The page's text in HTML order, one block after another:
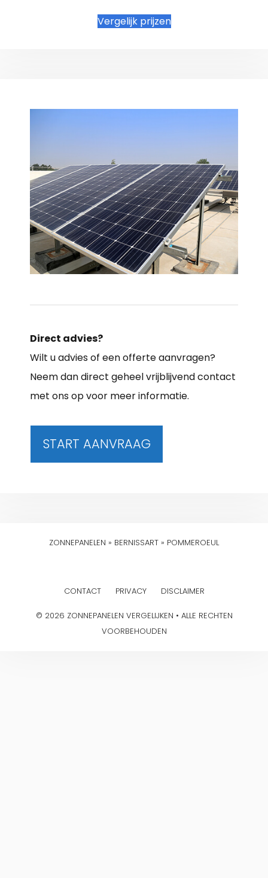
Vergelijk prijzen
Direct advies?
Wilt u advies of een offerte aanvragen?
Neem dan direct geheel vrijblijvend contact
met ons op voor meer informatie.
START AANVRAAG
ZONNEPANELEN » BERNISSART » POMMEROEUL
CONTACT PRIVACY DISCLAIMER
© 2026 ZONNEPANELEN VERGELIJKEN • ALLE RECHTEN
VOORBEHOUDEN